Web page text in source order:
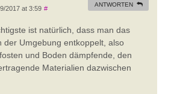
2017 at 3:59 #
ist natürlich, dass man das
der Umgebung entkoppelt, also
und Boden dämpfende, den
Materialien dazwischen
ANTWORTEN